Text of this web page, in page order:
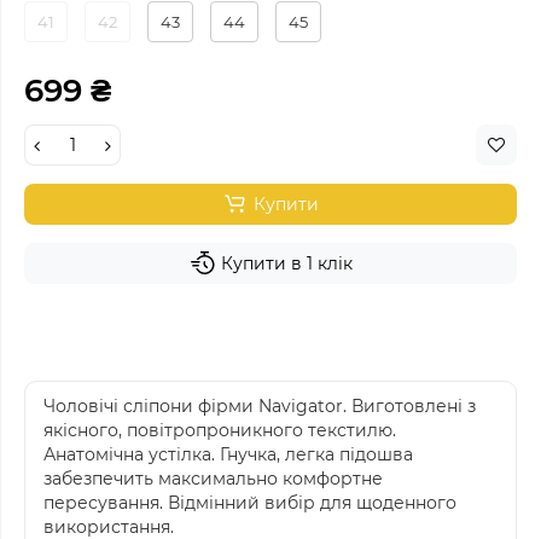
41
42 43 44 45
699 ₴
Купити
Купити в 1 клік
Чоловічі сліпони фірми Navigator. Виготовлені з
якісного, повітропроникного текстилю.
Анатомічна устілка. Гнучка, легка підошва
забезпечить максимально комфортне
пересування. Відмінний вибір для щоденного
використання.